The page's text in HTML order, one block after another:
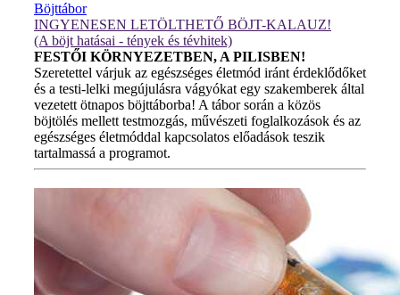
Böjttábor
INGYENESEN LETÖLTHETŐ BÖJT-KALAUZ!
(A böjt hatásai - tények és tévhitek)
FESTŐI KÖRNYEZETBEN, A PILISBEN!
Szeretettel várjuk az egészséges életmód iránt érdeklődőket
és a testi-lelki megújulásra vágyókat egy szakemberek által
vezetett ötnapos böjttáborba! A tábor során a közös
böjtölés mellett testmozgás, művészeti foglalkozások és az
egészséges életmóddal kapcsolatos előadások teszik
tartalmassá a programot.